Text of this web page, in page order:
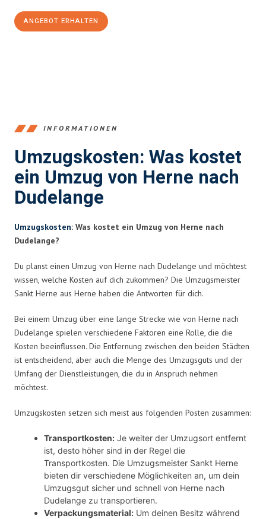
ANGEBOT ERHALTEN
INFORMATIONEN
Umzugskosten: Was kostet
ein Umzug von Herne nach
Dudelange
Umzugskosten: Was kostet ein Umzug von Herne nach
Dudelange?
Du planst einen Umzug von Herne nach Dudelange und möchtest
wissen, welche Kosten auf dich zukommen? Die Umzugsmeister
Sankt Herne aus Herne haben die Antworten für dich.
Bei einem Umzug über eine lange Strecke wie von Herne nach
Dudelange spielen verschiedene Faktoren eine Rolle, die die
Kosten beeinflussen. Die Entfernung zwischen den beiden Städten
ist entscheidend, aber auch die Menge des Umzugsguts und der
Umfang der Dienstleistungen, die du in Anspruch nehmen
möchtest.
Umzugskosten setzen sich meist aus folgenden Posten zusammen:
Transportkosten: Je weiter der Umzugsort entfernt
ist, desto höher sind in der Regel die
Transportkosten. Die Umzugsmeister Sankt Herne
bieten dir verschiedene Möglichkeiten an, um dein
Umzugsgut sicher und schnell von Herne nach
Dudelange zu transportieren.
Verpackungsmaterial: Um deinen Besitz während